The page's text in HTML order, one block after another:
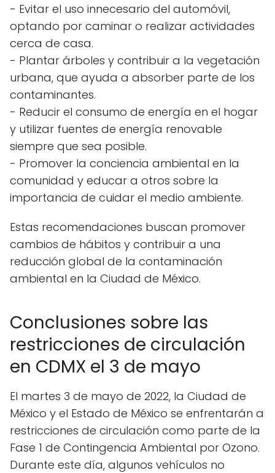
- Evitar el uso innecesario del automóvil,
optando por caminar o realizar actividades
cerca de casa.
- Plantar árboles y contribuir a la vegetación
urbana, que ayuda a absorber parte de los
contaminantes.
- Reducir el consumo de energía en el hogar
y utilizar fuentes de energía renovable
siempre que sea posible.
- Promover la conciencia ambiental en la
comunidad y educar a otros sobre la
importancia de cuidar el medio ambiente.
Estas recomendaciones buscan promover
cambios de hábitos y contribuir a una
reducción global de la contaminación
ambiental en la Ciudad de México.
Conclusiones sobre las
restricciones de circulación
en CDMX el 3 de mayo
El martes 3 de mayo de 2022, la Ciudad de
México y el Estado de México se enfrentarán a
restricciones de circulación como parte de la
Fase 1 de Contingencia Ambiental por Ozono.
Durante este día, algunos vehículos no